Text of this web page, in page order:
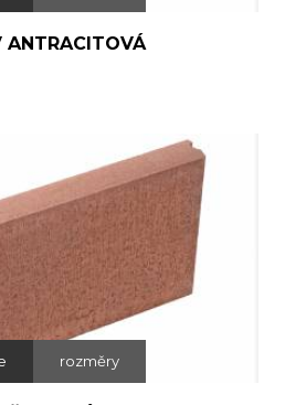
ANTRACITOVÁ
rozměry